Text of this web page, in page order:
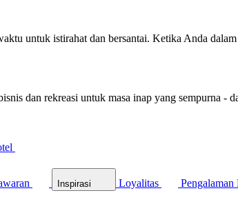
untuk istirahat dan bersantai. Ketika Anda
dan rekreasi untuk masa inap yang sempurna -
Inspirasi Loyalitas Pengalaman